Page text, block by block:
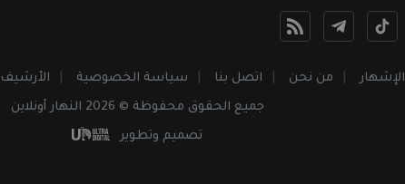
الإشهار من نحن اتصل بنا سياسة الخصوصية الأرشيف
جميع الحقوق محفوظة © 2026 النهار أونلاين
تصميم وتطوير